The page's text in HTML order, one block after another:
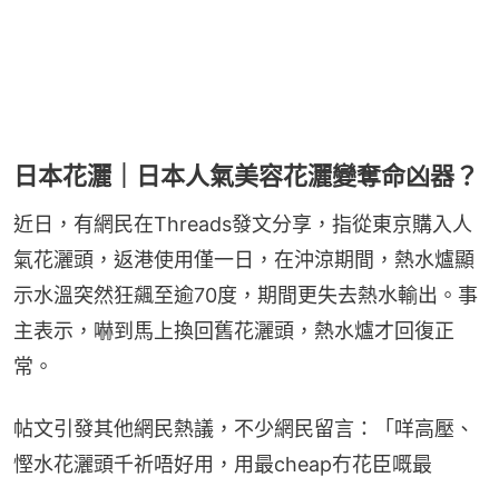
日本花灑｜日本人氣美容花灑變奪命凶器？
近日，有網民在Threads發文分享，指從東京購入人
氣花灑頭，返港使用僅一日，在沖涼期間，熱水爐顯
示水溫突然狂飆至逾70度，期間更失去熱水輸出。事
主表示，嚇到馬上換回舊花灑頭，熱水爐才回復正
常。
帖文引發其他網民熱議，不少網民留言：「咩高壓、
慳水花灑頭千祈唔好用，用最cheap冇花臣嘅最